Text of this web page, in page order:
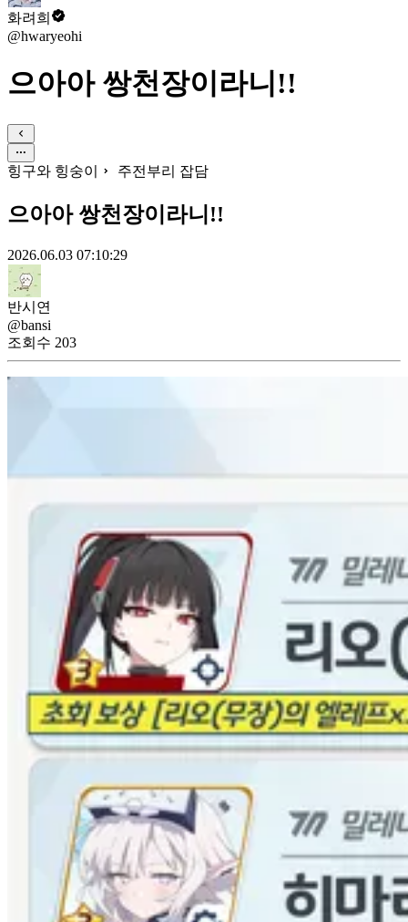
화려희
@hwaryeohi
으아아 쌍천장이라니!!
힝구와 힝숭이 주전부리 잡담
으아아 쌍천장이라니!!
2026.06.03 07:10:29
반시연
@bansi
조회수 203